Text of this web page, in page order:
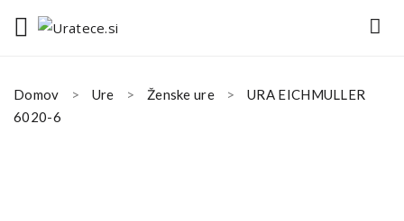
Domov Ure Ženske ure
URA EICHMULLER
6020-6